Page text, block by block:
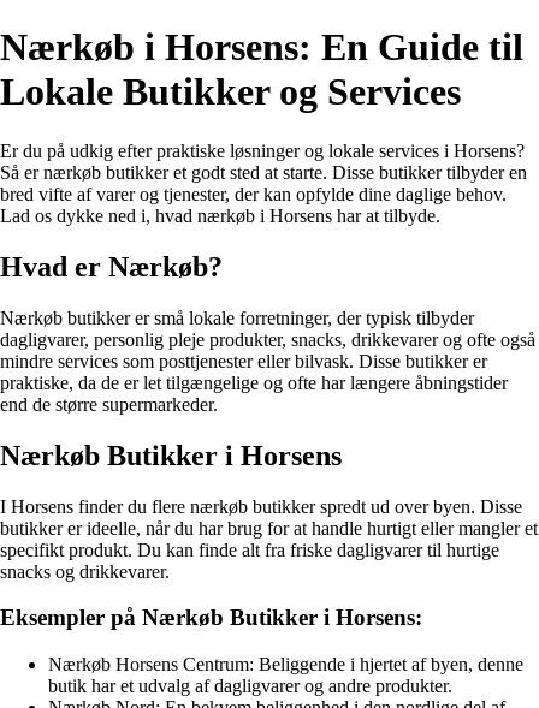
Nærkøb i Horsens: En Guide til
Lokale Butikker og Services
Er du på udkig efter praktiske løsninger og lokale services i Horsens?
Så er nærkøb butikker et godt sted at starte. Disse butikker tilbyder en
bred vifte af varer og tjenester, der kan opfylde dine daglige behov.
Lad os dykke ned i, hvad nærkøb i Horsens har at tilbyde.
Hvad er Nærkøb?
Nærkøb butikker er små lokale forretninger, der typisk tilbyder
dagligvarer, personlig pleje produkter, snacks, drikkevarer og ofte også
mindre services som posttjenester eller bilvask. Disse butikker er
praktiske, da de er let tilgængelige og ofte har længere åbningstider
end de større supermarkeder.
Nærkøb Butikker i Horsens
I Horsens finder du flere nærkøb butikker spredt ud over byen. Disse
butikker er ideelle, når du har brug for at handle hurtigt eller mangler et
specifikt produkt. Du kan finde alt fra friske dagligvarer til hurtige
snacks og drikkevarer.
Eksempler på Nærkøb Butikker i Horsens:
Nærkøb Horsens Centrum: Beliggende i hjertet af byen, denne
butik har et udvalg af dagligvarer og andre produkter.